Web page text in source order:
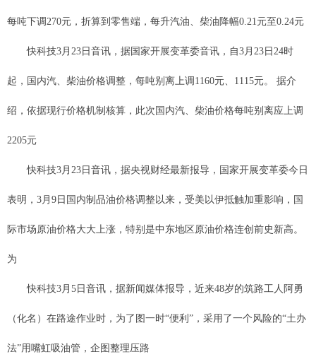
每吨下调270元，折算到零售端，每升汽油、柴油降幅0.21元至0.24元
快科技3月23日音讯，据国家开展变革委音讯，自3月23日24时
起，国内汽、柴油价格调整，每吨别离上调1160元、1115元。 据介
绍，依据现行价格机制核算，此次国内汽、柴油价格每吨别离应上调
2205元
快科技3月23日音讯，据央视财经最新报导，国家开展变革委今日
表明，3月9日国内制品油价格调整以来，受美以伊抵触加重影响，国
际市场原油价格大大上涨，特别是中东地区原油价格连创前史新高。
为
快科技3月5日音讯，据新闻媒体报导，近来48岁的筑路工人阿勇
（化名）在路途作业时，为了图一时“便利”，采用了一个风险的“土办
法”用嘴虹吸油管，企图整理压路